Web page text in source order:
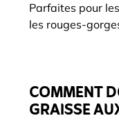
Parfaites pour
les rouges-
COMMENT
GRAISSE